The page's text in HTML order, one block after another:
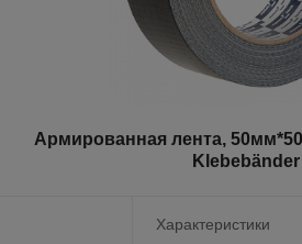
Армированная лента,
Klebebänder
Характеристики